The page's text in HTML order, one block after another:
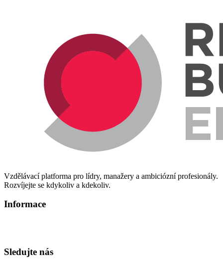
Vzdělávací platforma pro lídry, manažery a ambiciózní profesionály.
Rozvíjejte se kdykoliv a kdekoliv.
Informace
Sledujte nás